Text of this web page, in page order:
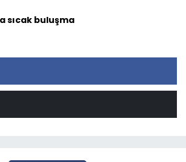
sıcak buluşma